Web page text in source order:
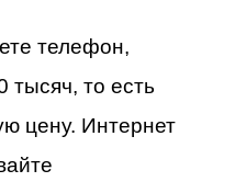
телефон,
тысяч, то есть
цену. Интернет